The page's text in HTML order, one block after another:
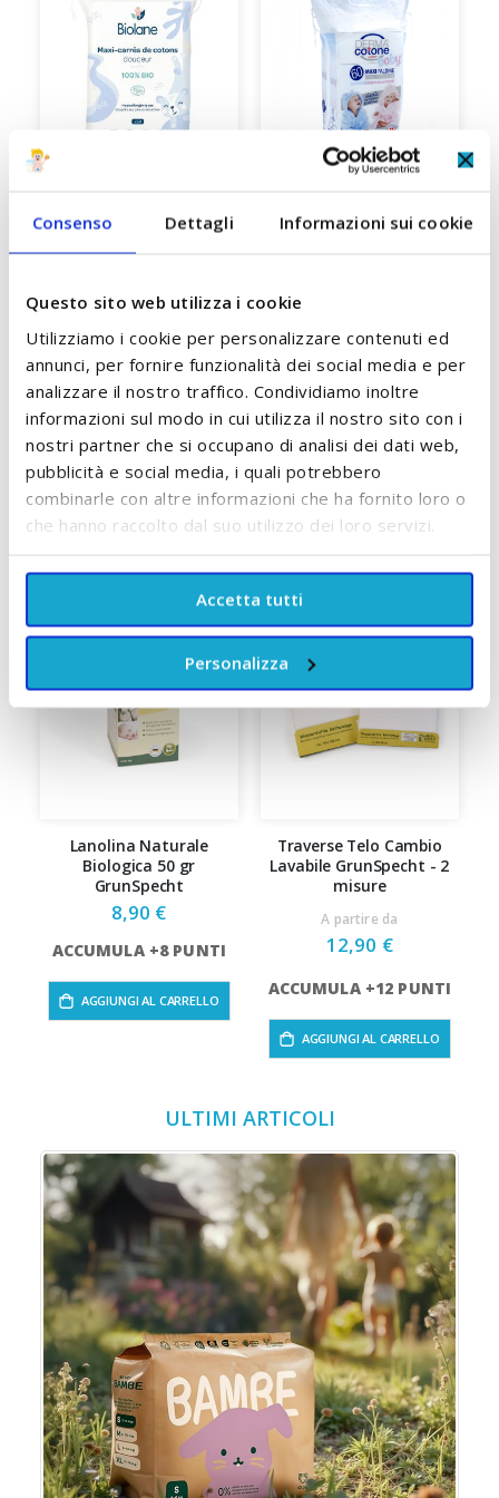
Consenso Dettagli Informazioni sui cookie
Questo sito web utilizza i cookie
Utilizziamo i cookie per personalizzare contenuti ed
annunci, per fornire funzionalità dei social media e per
analizzare il nostro traffico. Condividiamo inoltre
informazioni sul modo in cui utilizza il nostro sito con i
nostri partner che si occupano di analisi dei dati web,
pubblicità e social media, i quali potrebbero
combinarle con altre informazioni che ha fornito loro o
che hanno raccolto dal suo utilizzo dei loro servizi.
Accetta tutti
Personalizza
Quadrotti Cotone Bio 60
ACCUMULA +3 PUNTI
AGGIUNGI AL CARRELLO
Quadrotti Cotone Bio 60
ACCUMULA +3 PUNTI
AGGIUNGI AL CARRELLO
SCOPRI TUTTI I PRODOTTI DEL BRAND
Lanolina Naturale
Biologica 50 gr
GrunSpecht
8,90 €
ACCUMULA +8 PUNTI
AGGIUNGI AL CARRELLO
Traverse Telo Cambio
Lavabile GrunSpecht - 2
misure
A partire da
12,90 €
ACCUMULA +12 PUNTI
AGGIUNGI AL CARRELLO
ULTIMI ARTICOLI